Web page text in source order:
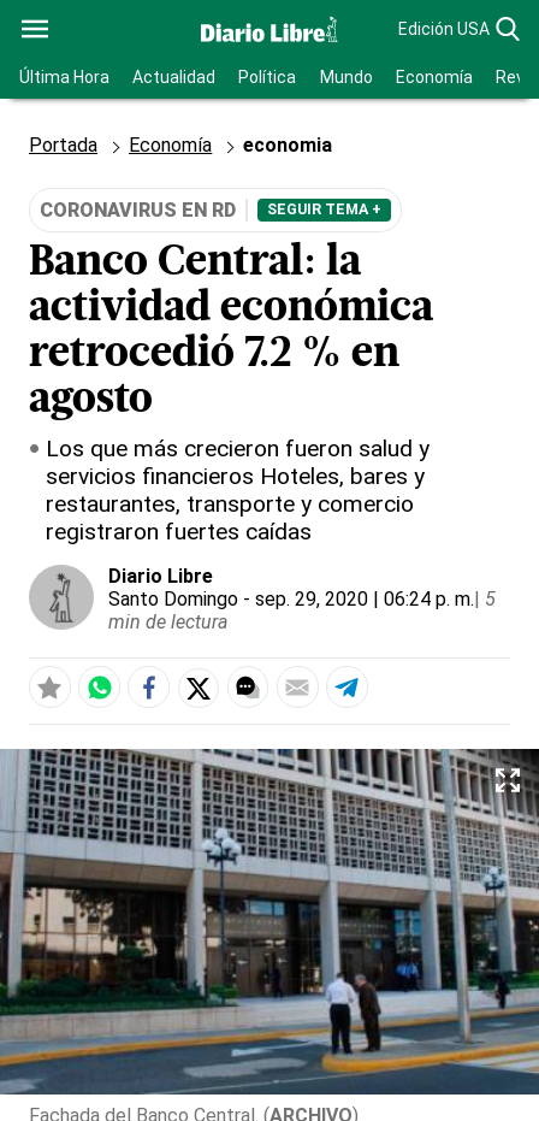
Edición USA
Última Hora Actualidad Política Mundo Economía
Portada Economía economia
CORONAVIRUS EN RD SEGUIR TEMA +
Banco Central: la
actividad económica
retrocedió 7.2 % en
agosto
Los que más crecieron fueron salud y
servicios financieros Hoteles, bares y
restaurantes, transporte y comercio
registraron fuertes caídas
Diario Libre
Santo Domingo - sep. 29, 2020 | 06:24 p. m.| 5
min de lectura
Fachada del Banco Central. (ARCHIVO)